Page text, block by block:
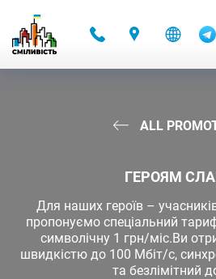
ALL
ГЕРОЯМ
Для наших героїв –
пропонуємо спеціальний
символічну 1 грн/міс.Ви
швидкістю до 100 Мбіт/с,
та безлімітний